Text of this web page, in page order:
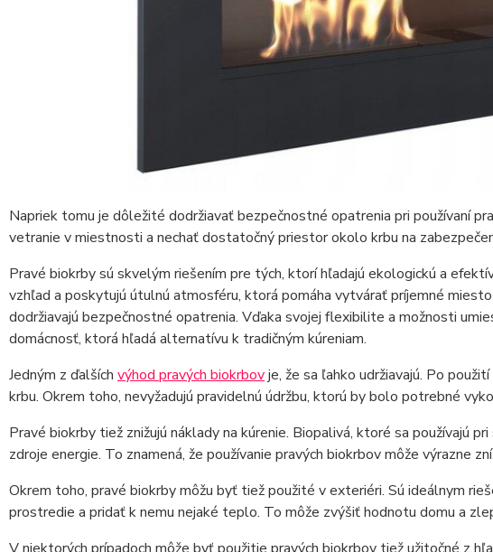
Napriek tomu je dôležité dodržiavať bezpečnostné opatrenia pri používaní
vetranie v miestnosti a nechať dostatočný priestor okolo krbu na
Pravé biokrby sú skvelým riešením pre tých, ktorí hľadajú ekologickú a
vzhľad a poskytujú útulnú atmosféru, ktorá pomáha vytvárať príjemné
dodržiavajú bezpečnostné opatrenia. Vďaka svojej flexibilite a možnosti
domácnosť, ktorá hľadá alternatívu k tradičným kúreniam.
Jedným z ďalších výhod pravých biokrbovje, že sa ľahko udržiavajú. Po
krbu. Okrem toho, nevyžadujú pravidelnú údržbu, ktorú by bolo potrebné
Pravé biokrby tiež znižujú náklady na kúrenie. Biopalivá, ktoré sa používajú
zdroje energie. To znamená, že používanie pravých biokrbov môže výrazne
Okrem toho, pravé biokrby môžu byť tiež použité v exteriéri. Sú ideálnym
prostredie a pridať k nemu nejaké teplo. To môže zvýšiť hodnotu domu a
V niektorých prípadoch môže byť použitie pravých biokrbov tiež užitočné z